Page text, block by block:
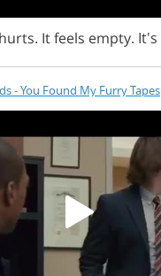
hurts. Itfeels empty. It's
- You Found My Furry Tapes